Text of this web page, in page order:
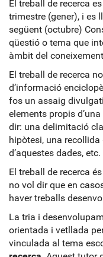
El treball de recerca
trimestre (gener), i es
següent (octubre)
qüestió o tema que
àmbit del
El treball de recerca
d’informació
fos un assaig
elements propis
dir: una delimitació
hipòtesi, una
d’aquestes dades, etc.
El treball de recerca
no vol dir que en
haver treballs
La tria i
orientada i vetllada
vinculada al tema